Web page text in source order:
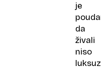
je
da
živali
niso